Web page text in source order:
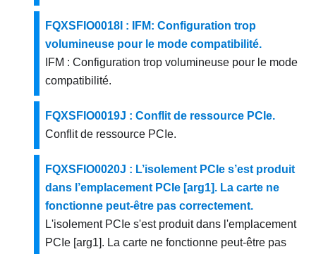
FQXSFIO0018I : IFM: Configuration trop
volumineuse pour le mode compatibilité.
IFM : Configuration trop volumineuse pour le mode
compatibilité.
FQXSFIO0019J : Conflit de ressource PCIe.
Conflit de ressource PCIe.
FQXSFIO0020J : L’isolement PCIe s’est produit
dans l’emplacement PCIe [arg1]. La carte ne
fonctionne peut-être pas correctement.
L'isolement PCIe s'est produit dans l'emplacement
PCIe [arg1]. La carte ne fonctionne peut-être pas